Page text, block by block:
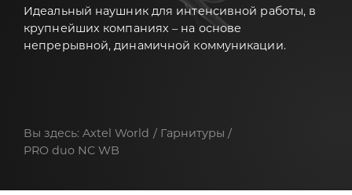
Идеальный наушник для интенсивной работы, в
крупнейших компаниях – на основе
непрерывной, динамичной коммуникации.
Вы здесь: Axtel World
Гарнитуры
PRO duo NC WB